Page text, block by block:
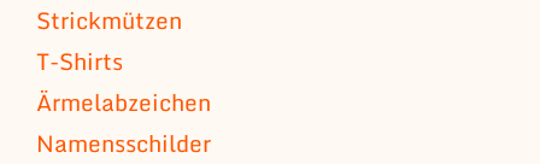
Strickmützen
T-Shirts
Ärmelabzeichen
Namensschilder